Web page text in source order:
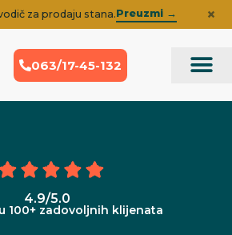
za prodaju stana.Preuzmi → ×
063/17-45-132
4.9/5.0
100+ zadovoljnih klijenata